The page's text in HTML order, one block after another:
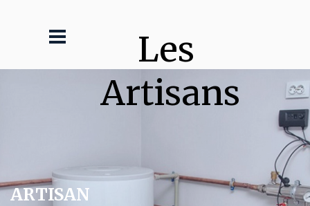
Les
Artisans
ARTISAN